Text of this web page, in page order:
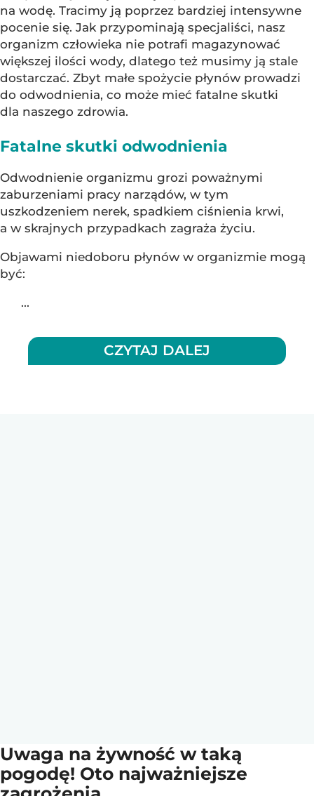
na wodę. Tracimy ją poprzez bardziej intensywne
pocenie się. Jak przypominają specjaliści, nasz
organizm człowieka nie potrafi magazynować
większej ilości wody, dlatego też musimy ją stale
dostarczać. Zbyt małe spożycie płynów prowadzi
do odwodnienia, co może mieć fatalne skutki
dla naszego zdrowia.
Fatalne skutki odwodnienia
Odwodnienie organizmu grozi poważnymi
zaburzeniami pracy narządów, w tym
uszkodzeniem nerek, spadkiem ciśnienia krwi,
a w skrajnych przypadkach zagraża życiu.
Objawami niedoboru płynów w organizmie mogą
być:
...
CZYTAJ DALEJ
Uwaga na żywność w taką
pogodę! Oto najważniejsze